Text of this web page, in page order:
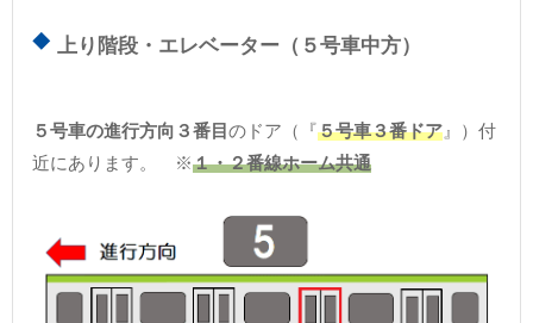
上り階段・エレベーター（５号車中方）
５号車の進行方向３番目 のドア（『５号車３番ドア 』）付
近にあります。 ※１・２番線ホーム共通